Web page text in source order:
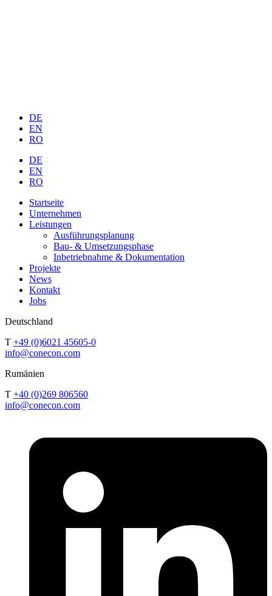
DE
EN
RO
DE
EN
RO
Startseite
Unternehmen
Leistungen
Ausführungsplanung
Bau- & Umsetzungsphase
Inbetriebnahme & Dokumentation
Projekte
News
Kontakt
Jobs
Deutschland
T +49 (0)6021 45605-0
info@conecon.com
Rumänien
T +40 (0)269 806560
info@conecon.com